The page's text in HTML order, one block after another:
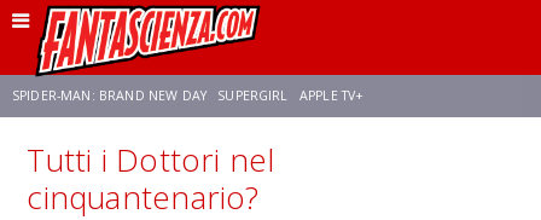
SPIDER-MAN: BRAND NEW DAY SUPERGIRL APPLE TV+
FRANCO RICCIARDIELLO ZENDAYA STAR TREK
Tutti i Dottori nel
cinquantenario?